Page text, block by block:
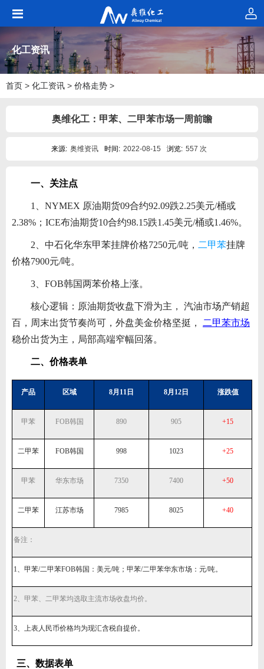
化工资讯
首页 > 化工资讯 > 价格走势 >
奥维化工：甲苯、二甲苯市场一周前瞻
来源: 奥维资讯 时间: 2022-08-15 浏览: 557 次
一、关注点
1、NYMEX 原油期货09合约92.09跌2.25美元/桶或
2.38%；ICE布油期货10合约98.15跌1.45美元/桶或1.46%。
2、中石化华东甲苯挂牌价格7250元/吨， 二甲苯挂牌
价格7900元/吨。
3、FOB韩国两苯价格上涨。
核心逻辑：原油期货收盘下滑为主，
汽油市场产销超
百，周末出货节奏尚可，外盘美金价格坚挺，
二甲苯市场
稳价出货为主，局部高端窄幅回落。
二、价格表单
产品 区域 8月11日 8月12日 涨跌值
甲苯 FOB韩国 890 905 +15
二甲苯 FOB韩国 998 1023 +25
甲苯 华东市场 7350 7400 +50
二甲苯 江苏市场 7985 8025 +40
备注：
1、甲苯/二甲苯FOB韩国：美元/吨；甲苯/二甲苯华东市场：元/吨。
2、甲苯、二甲苯均选取主流市场收盘均价。
3、上表人民币价格均为现汇含税自提价。
三、数据表单